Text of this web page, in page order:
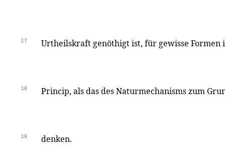
17 Urtheilskraft genöthigt ist, für gewisse Formen
18 Princip, als das des Naturmechanisms zum
19 denken.